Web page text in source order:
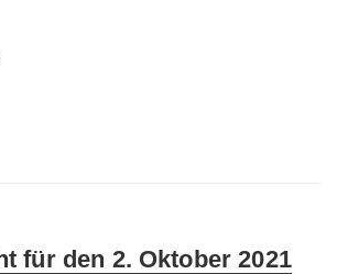
für den 2. Oktober 2021